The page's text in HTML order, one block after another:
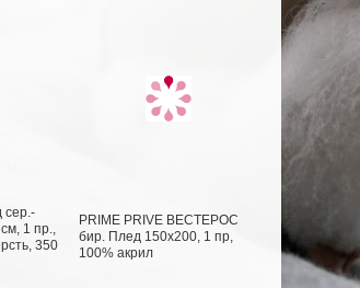
сер.-
1 пр.,
350
PRIME PRIVE ВЕСТЕРОС
бир. Плед 150x200, 1 пр,
100% акрил